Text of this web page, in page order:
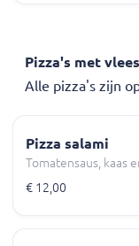
Pizza's met vlees
Alle pizza's zijn
Pizza salami
Tomatensaus, kaas
€ 12,00